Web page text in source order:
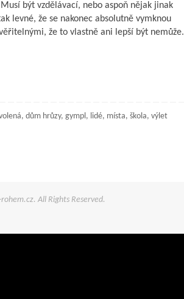
být vzdělávací, nebo aspoň nějak jinak
levné, že se nakonec absolutně vymknou
že to vlastně ani lepší být nemůže.
,dům hrůzy,gympl , lidé, místa,škola,výlet
All Rights Reserved.